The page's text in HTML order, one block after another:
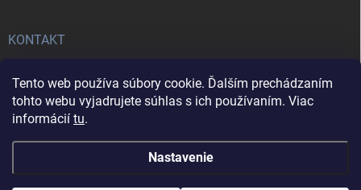
Tento web používa súbory cookie. Ďalším prechádzaním
tohto webu vyjadrujete súhlas s ich používaním. Viac
informácií tu.
Nastavenie
KONTAKT
+421902787857